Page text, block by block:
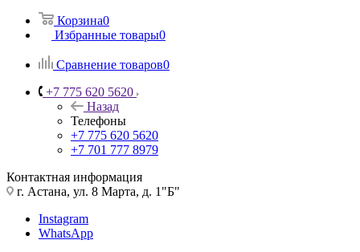
Корзина0
Избранные товары0
Сравнение товаров0
+7 775 620 5620
Назад
Телефоны
+7 775 620 5620
+7 701 777 8979
Контактная информация
г. Астана, ул. 8 Марта, д. 1"Б"
Instagram
WhatsApp